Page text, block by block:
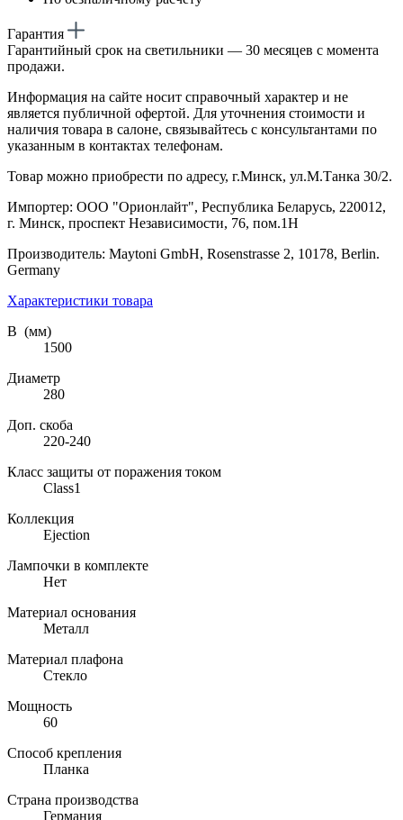
Гарантия
Гарантийный срок на светильники — 30 месяцев с момента
продажи.
Информация на сайте носит справочный характер и не
является публичной офертой. Для уточнения стоимости и
наличия товара в салоне, связывайтесь с консультантами по
указанным в контактах телефонам.
Товар можно приобрести по адресу, г.Минск, ул.М.Танка 30/2.
Импортер: ООО "Орионлайт", Республика Беларусь, 220012,
г. Минск, проспект Независимости, 76, пом.1Н
Производитель: Maytoni GmbH, Rosenstrasse 2, 10178, Berlin.
Germany
Характеристики товара
В (мм)
1500
Диаметр
280
Доп. скоба
220-240
Класс защиты от поражения током
Class1
Коллекция
Ejection
Лампочки в комплекте
Нет
Материал основания
Металл
Материал плафона
Стекло
Мощность
60
Способ крепления
Планка
Страна производства
Германия